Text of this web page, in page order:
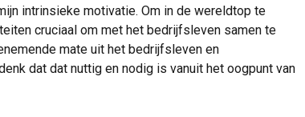
intrinsieke motivatie. Om in de wereldtop te
cruciaal om met het bedrijfsleven samen te
mate uit het bedrijfsleven en
dat dat nuttig en nodig is vanuit het oogpunt van